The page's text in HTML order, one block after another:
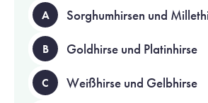
A Sorghumhirsen und
B Goldhirse und Platinhirse
C Weißhirse und Gelbhirse